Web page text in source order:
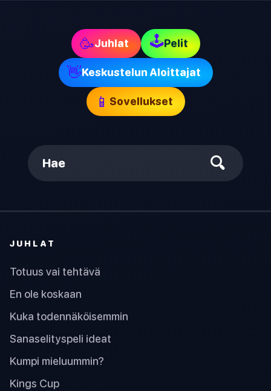
🥳Juhlat 🕹Pelit
👋Keskustelun Aloittajat
📱 Sovellukset
Hae
JUHLAT
Totuus vai tehtävä
En ole koskaan
Kuka todennäköisemmin
Sanaselityspeli ideat
Kumpi mieluummin?
Kings Cup